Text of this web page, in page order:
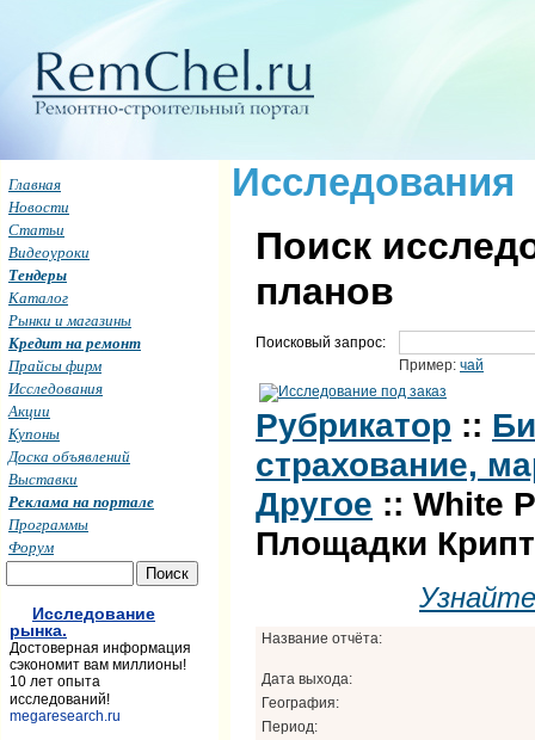
Исследования
Поиск
планов
Поисковый запрос:
Пример: чай
Рубрикатор ::
страхование,
Другое :: White
Площадки
Название отчёта:
Дата выхода:
География:
Период:
Главная
Новости
Статьи
Видеоуроки
Тендеры
Каталог
Рынки и магазины
Кредит на ремонт
Прайсы фирм
Исследования
Акции
Купоны
Доска объявлений
Выставки
Реклама на портале
Программы
Форум
Исследование
рынка.
Достоверная информация
сэкономит вам миллионы!
10 лет опыта
исследований!
megaresearch.ru